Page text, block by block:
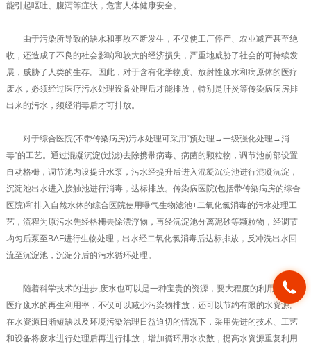
能引起呕吐、腹泻等症状，危害人体健康安全。
由于污染所导致的缺水和事故不断发生，不仅使工厂停产、农业减产甚至绝
收，还造成了不良的社会影响和较大的经济损失，严重地威胁了社会的可持续发
展，威胁了人类的生存。因此，对于含有化学物质、放射性废水和病原体的医疗
废水，必须经过医疗污水处理设备处理后才能排放，特别是肝炎等传染病病房排
出来的污水，须经消毒后才可排放。
对于综合医院(不带传染病房)污水处理可采用“预处理→一级强化处理→消
毒”的工艺。通过混凝沉淀(过滤)去除携带病毒、病菌的颗粒物，调节池前部设置
自动格栅，调节池内设提升水泵，污水经提升后进入混凝沉淀池进行混凝沉淀，
沉淀池出水进入接触池进行消毒，达标排放。传染病医院(包括带传染病房的综合
医院)和排入自然水体的综合医院使用曝气生物滤池+二氧化氯消毒的污水处理工
艺，流程为原污水先经格栅去除漂浮物，再经沉淀池分离泥砂等颗粒物，经调节
均匀后泵至BAF进行生物处理，出水经二氧化氯消毒后达标排放，反冲洗出水回
流至沉淀池，沉淀分后的污水循环处理。
随着科学技术的进步,废水也可以是一种宝贵的资源，要大程度的利用。提高
医疗废水的再生利用率，不仅可以减少污染物排放，还可以节约有限的水资源。
在水资源日渐短缺以及环境污染治理日益迫切的情况下，采用先进的技术、工艺
和设备将废水进行处理后再进行排放，增加循环用水次数，提高水资源重复利用